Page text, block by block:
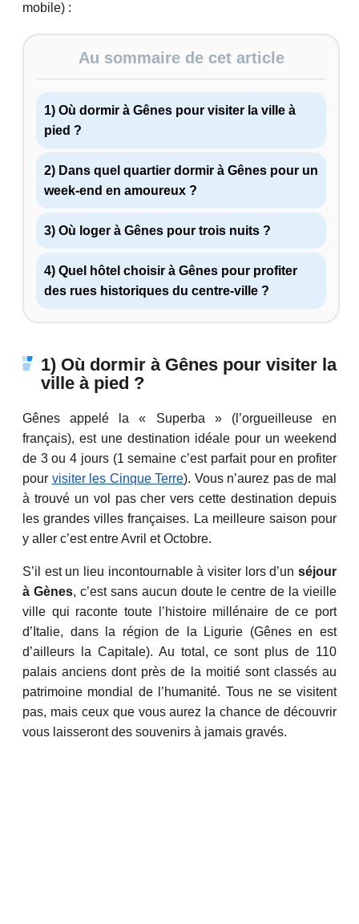
mobile) :
Au sommaire de cet article
1) Où dormir à Gênes pour visiter la ville à
pied ?
2) Dans quel quartier dormir à Gênes pour un
week-end en amoureux ?
3) Où loger à Gênes pour trois nuits ?
4) Quel hôtel choisir à Gênes pour profiter
des rues historiques du centre-ville ?
1) Où dormir à Gênes pour visiter la
ville à pied ?
Gênes appelé la « Superba » (l’orgueilleuse en
français), est une destination idéale pour un weekend
de 3 ou 4 jours (1 semaine c’est parfait pour en profiter
pour visiter les Cinque Terre). Vous n’aurez pas de mal
à trouvé un vol pas cher vers cette destination depuis
les grandes villes françaises. La meilleure saison pour
y aller c’est entre Avril et Octobre.
S’il est un lieu incontournable à visiter lors d’un séjour
à Gènes, c’est sans aucun doute le centre de la vieille
ville qui raconte toute l’histoire millénaire de ce port
d’Italie, dans la région de la Ligurie (Gênes en est
d’ailleurs la Capitale). Au total, ce sont plus de 110
palais anciens dont près de la moitié sont classés au
patrimoine mondial de l’humanité. Tous ne se visitent
pas, mais ceux que vous aurez la chance de découvrir
vous laisseront des souvenirs à jamais gravés.